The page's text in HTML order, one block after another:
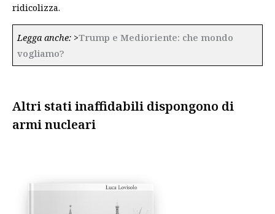
ridicolizza.
Legga anche: >Trump e Medioriente: che mondo
vogliamo?
Altri stati inaffidabili dispongono di
armi nucleari